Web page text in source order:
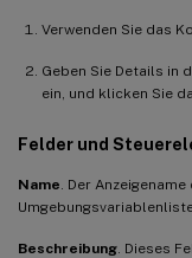
Verwenden Sie das
Geben Sie Details in
ein, und klicken Sie
Felder und
Name . Der
Beschreibung . Dieses